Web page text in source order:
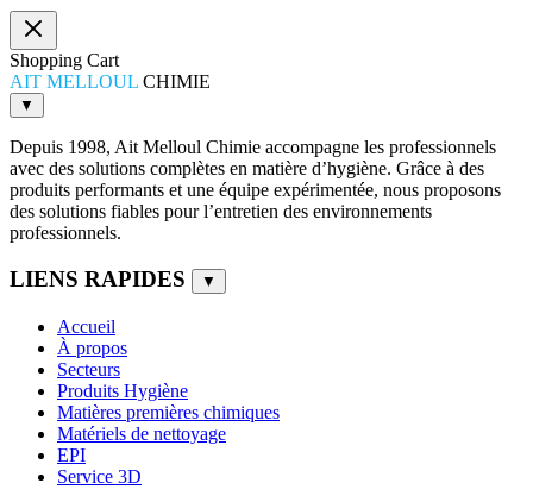
Shopping Cart
AIT MELLOUL CHIMIE
▼
Depuis 1998, Ait Melloul Chimie accompagne les professionnels
avec des solutions complètes en matière d’hygiène. Grâce à des
produits performants et une équipe expérimentée, nous proposons
des solutions fiables pour l’entretien des environnements
professionnels.
LIENS RAPIDES ▼
Accueil
À propos
Secteurs
Produits Hygiène
Matières premières chimiques
Matériels de nettoyage
EPI
Service 3D